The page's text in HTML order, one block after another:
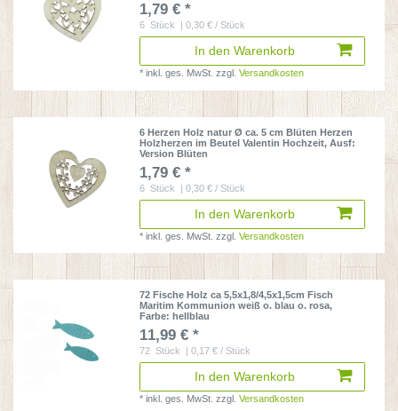
1,79 € *
6 Stück | 0,30 € / Stück
In den Warenkorb
*inkl. ges. MwSt. zzgl.Versandkosten
6 Herzen Holz natur Ø ca. 5 cm Blüten Herzen
Holzherzen im Beutel Valentin Hochzeit, Ausf:
Version Blüten
1,79 € *
6 Stück | 0,30 € / Stück
In den Warenkorb
*inkl. ges. MwSt. zzgl.Versandkosten
72 Fische Holz ca 5,5x1,8/4,5x1,5cm Fisch
Maritim Kommunion weiß o. blau o. rosa,
Farbe: hellblau
11,99 € *
72 Stück | 0,17 € / Stück
In den Warenkorb
*inkl. ges. MwSt. zzgl.Versandkosten